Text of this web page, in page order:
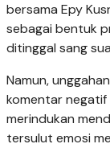
bersama Epy
sebagai bentuk
ditinggal sang
Namun,
komentar
merindukan
tersulut emosi